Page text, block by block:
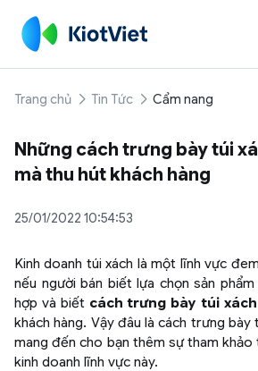
Trang chủ Tin Tức Cẩm nang
Những cách trưng bày túi
mà thu hút khách hàng
25/01/2022 10:54:53
Kinh doanh túi xách là một lĩnh vực
nếu người bán biết lựa chọn sản
hợp và biết cách trưng bày túi xách
khách hàng. Vậy đâu là cách trưng
mang đến cho bạn thêm sự tham
kinh doanh lĩnh vực này.